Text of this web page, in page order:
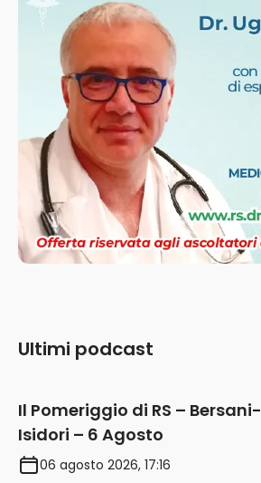
Ultimi podcast
Il Pomeriggio di RS – Bersani-
Isidori – 6 Agosto
06 agosto 2026, 17:16